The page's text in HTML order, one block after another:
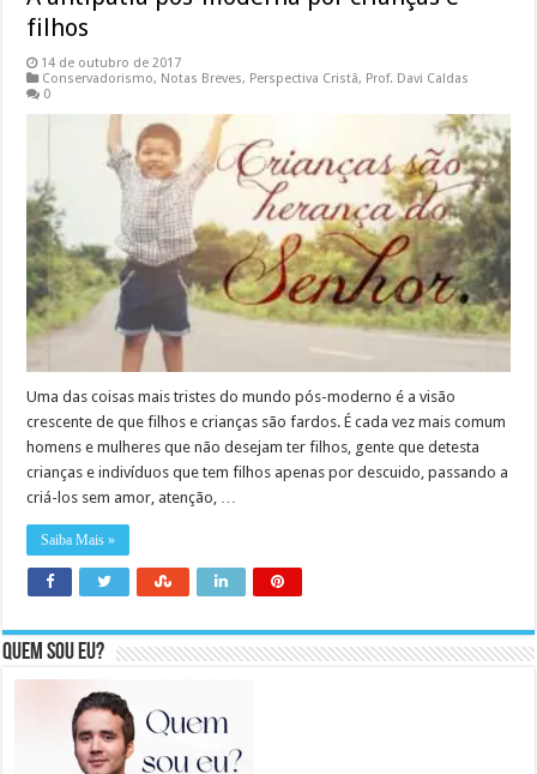
filhos
14 de outubro de 2017
Conservadorismo, Notas Breves, Perspectiva Cristã, Prof. Davi Caldas
0
Uma das coisas mais tristes do mundo pós-moderno é a visão
crescente de que filhos e crianças são fardos. É cada vez mais comum
homens e mulheres que não desejam ter filhos, gente que detesta
crianças e indivíduos que tem filhos apenas por descuido, passando a
criá-los sem amor, atenção, …
Saiba Mais »
Quem sou eu?